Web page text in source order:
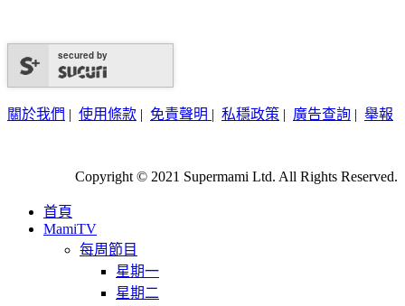
secured by
關於我們 | 使用條款 | 免責聲明 | 私穩政策 | 廣告查詢 | 舉報
Copyright © 2021 Supermami Ltd. All Rights Reserved.
首頁
MamiTV
每周節目
星期一
星期二